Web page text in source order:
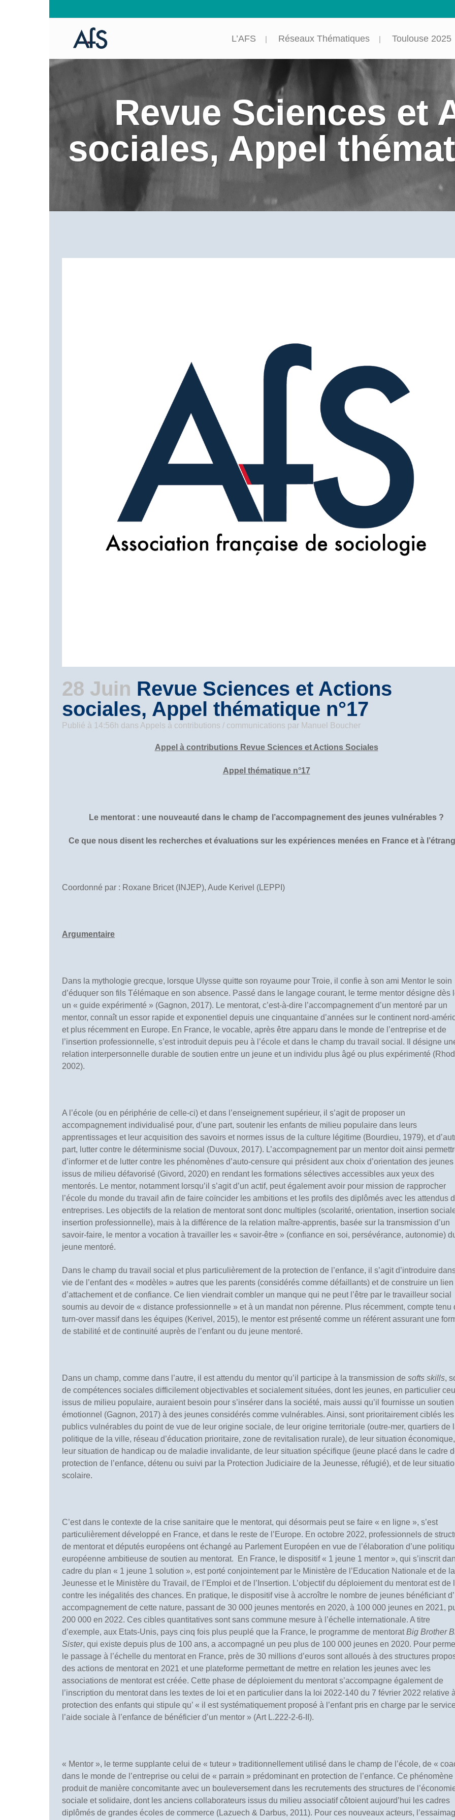
L’AFS Réseaux Thématiques Toulouse 2025
Revue Sciences et
sociales, Appel
28 Juin Revue Sciences et Actions
sociales, Appel thématique n°17
Publié à 14:56h dans Appels à contributions / communications par Manuel Boucher
Appel à contributions Revue Sciences et Actions Sociales
Appel thématique n°17
Le mentorat : une nouveauté dans le champ de l’accompagnement des jeunes vulnérables ?
Ce que nous disent les recherches et évaluations sur les expériences menées en France et à
Coordonné par : Roxane Bricet (INJEP), Aude Kerivel (LEPPI)
Argumentaire
Dans la mythologie grecque, lorsque Ulysse quitte son royaume pour Troie, il confie à son ami Mentor le soin
d’éduquer son fils Télémaque en son absence. Passé dans le langage courant, le terme mentor désigne dès
un « guide expérimenté » (Gagnon, 2017). Le mentorat, c’est-à-dire l’accompagnement d’un mentoré par un
mentor, connaît un essor rapide et exponentiel depuis une cinquantaine d’années sur le continent nord-
et plus récemment en Europe. En France, le vocable, après être apparu dans le monde de l’entreprise et de
l’insertion professionnelle, s’est introduit depuis peu à l’école et dans le champ du travail social. Il désigne
relation interpersonnelle durable de soutien entre un jeune et un individu plus âgé ou plus expérimenté
2002).
A l’école (ou en périphérie de celle-ci) et dans l’enseignement supérieur, il s’agit de proposer un
accompagnement individualisé pour, d’une part, soutenir les enfants de milieu populaire dans leurs
apprentissages et leur acquisition des savoirs et normes issus de la culture légitime (Bourdieu, 1979), et
part, lutter contre le déterminisme social (Duvoux, 2017). L’accompagnement par un mentor doit ainsi
d’informer et de lutter contre les phénomènes d’auto-censure qui président aux choix d’orientation des jeunes
issus de milieu défavorisé (Givord, 2020) en rendant les formations sélectives accessibles aux yeux des
mentorés. Le mentor, notamment lorsqu’il s’agit d’un actif, peut également avoir pour mission de rapprocher
l’école du monde du travail afin de faire coïncider les ambitions et les profils des diplômés avec les attendus
entreprises. Les objectifs de la relation de mentorat sont donc multiples (scolarité, orientation, insertion
insertion professionnelle), mais à la différence de la relation maître-apprentis, basée sur la transmission d’un
savoir-faire, le mentor a vocation à travailler les « savoir-être » (confiance en soi, persévérance, autonomie)
jeune mentoré.
Dans le champ du travail social et plus particulièrement de la protection de l’enfance, il s’agit d’introduire
vie de l’enfant des « modèles » autres que les parents (considérés comme défaillants) et de construire un lien
d’attachement et de confiance. Ce lien viendrait combler un manque qui ne peut l’être par le travailleur social
soumis au devoir de « distance professionnelle » et à un mandat non pérenne. Plus récemment, compte tenu
turn-over massif dans les équipes (Kerivel, 2015), le mentor est présenté comme un référent assurant une
de stabilité et de continuité auprès de l’enfant ou du jeune mentoré.
Dans un champ, comme dans l’autre, il est attendu du mentor qu’il participe à la transmission de softs skills,
de compétences sociales difficilement objectivables et socialement situées, dont les jeunes, en particulier
issus de milieu populaire, auraient besoin pour s’insérer dans la société, mais aussi qu’il fournisse un soutien
émotionnel (Gagnon, 2017) à des jeunes considérés comme vulnérables. Ainsi, sont prioritairement ciblés les
publics vulnérables du point de vue de leur origine sociale, de leur origine territoriale (outre-mer, quartiers de
politique de la ville, réseau d’éducation prioritaire, zone de revitalisation rurale), de leur situation
leur situation de handicap ou de maladie invalidante, de leur situation spécifique (jeune placé dans le cadre
protection de l’enfance, détenu ou suivi par la Protection Judiciaire de la Jeunesse, réfugié), et de leur
scolaire.
C’est dans le contexte de la crise sanitaire que le mentorat, qui désormais peut se faire « en ligne », s’est
particulièrement développé en France, et dans le reste de l’Europe. En octobre 2022, professionnels de
de mentorat et députés européens ont échangé au Parlement Européen en vue de l’élaboration d’une
européenne ambitieuse de soutien au mentorat. En France, le dispositif « 1 jeune 1 mentor », qui s’inscrit
cadre du plan « 1 jeune 1 solution », est porté conjointement par le Ministère de l’Education Nationale et de la
Jeunesse et le Ministère du Travail, de l’Emploi et de l’Insertion. L’objectif du déploiement du mentorat est de
contre les inégalités des chances. En pratique, le dispositif vise à accroître le nombre de jeunes bénéficiant
accompagnement de cette nature, passant de 30 000 jeunes mentorés en 2020, à 100 000 jeunes en 2021,
200 000 en 2022. Ces cibles quantitatives sont sans commune mesure à l’échelle internationale. A titre
d’exemple, aux Etats-Unis, pays cinq fois plus peuplé que la France, le programme de mentoratBig Brother
Sister, qui existe depuis plus de 100 ans, a accompagné un peu plus de 100 000 jeunes en 2020. Pour
le passage à l’échelle du mentorat en France, près de 30 millions d’euros sont alloués à des structures
des actions de mentorat en 2021 et une plateforme permettant de mettre en relation les jeunes avec les
associations de mentorat est créée. Cette phase de déploiement du mentorat s’accompagne également de
l’inscription du mentorat dans les textes de loi et en particulier dans la loi 2022-140 du 7 février 2022 relative
protection des enfants qui stipule qu’ « il est systématiquement proposé à l’enfant pris en charge par le
l’aide sociale à l’enfance de bénéficier d’un mentor » (Art L.222-2-6-II).
« Mentor », le terme supplante celui de « tuteur » traditionnellement utilisé dans le champ de l’école, de «
dans le monde de l’entreprise ou celui de « parrain » prédominant en protection de l’enfance. Ce phénomène
produit de manière concomitante avec un bouleversement dans les recrutements des structures de
sociale et solidaire, dont les anciens collaborateurs issus du milieu associatif côtoient aujourd’hui les cadres
diplômés de grandes écoles de commerce (Lazuech & Darbus, 2011). Pour ces nouveaux acteurs,